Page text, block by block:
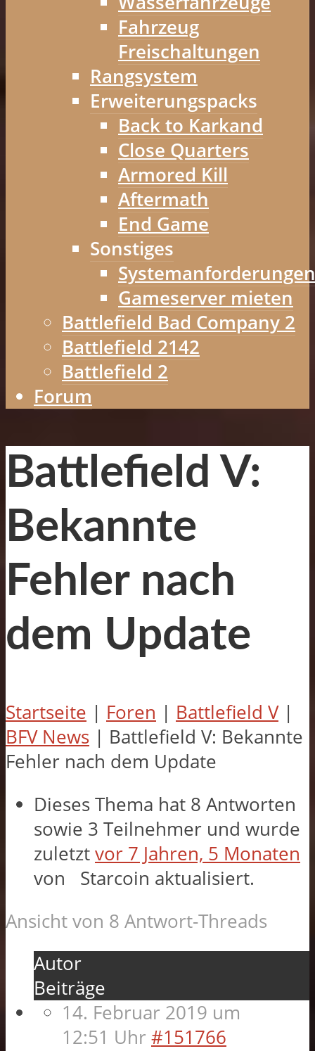
Fahrzeug
Freischaltungen
Rangsystem
Erweiterungspacks
Back to Karkand
Close Quarters
Armored Kill
Aftermath
End Game
Sonstiges
Systemanforderungen
Gameserver mieten
Battlefield Bad Company 2
Battlefield 2142
Battlefield 2
Forum
Battlefield V:
Bekannte
Fehler nach
dem Update
Startseite | Foren | Battlefield V |
BFV News | Battlefield V: Bekannte
Fehler nach dem Update
Dieses Thema hat 8 Antworten
sowie 3 Teilnehmer und wurde
zuletzt vor 7 Jahren, 5 Monaten
von
Starcoin aktualisiert.
Ansicht von 8 Antwort-Threads
Autor
Beiträge
14. Februar 2019 um
12:51 Uhr #151766